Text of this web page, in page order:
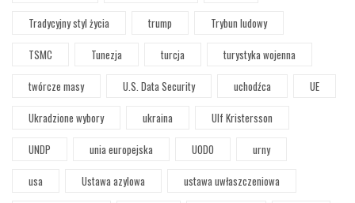
Tradycyjny styl życia
trump
Trybun ludowy
TSMC
Tunezja turcja
turystyka wojenna
twórcze masy
U.S. Data Security uchodźca
UE
Ukradzione wybory
ukraina
Ulf Kristersson
UNDP
unia europejska UODO
urny
usa
Ustawa azylowa
ustawa uwłaszczeniowa